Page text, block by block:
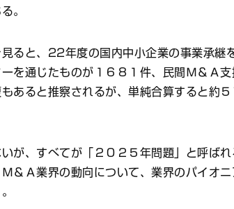
。
ると、22年度の国内中小企業の事業承継
を通じたものが１６８１件、民間Ｍ＆Ａ支
あると推察されるが、単純合算すると約５
、すべてが「２０２５年問題」と呼ばれ
＆Ａ業界の動向について、業界のパイオニ